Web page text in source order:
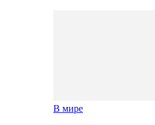
В мире